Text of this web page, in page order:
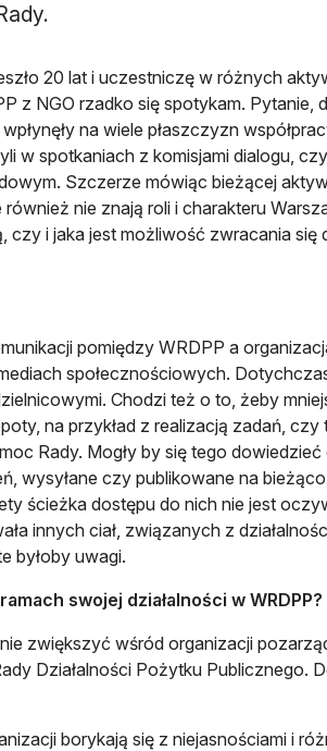
20 lat i uczestniczę w różnych
z NGO rzadko się spotykam. Pytanie,
na wiele płaszczyzn
w spotkaniach z komisjami dialogu,
Szczerze mówiąc bieżącej
nie znają roli i charakteru
czy i jaka jest możliwość zwracania się
pomiędzy WRDPP a
społecznościowych.
Chodzi też o to, żeby
na przykład z realizacją zadań, czy
Rady. Mogły by się tego dowiedzieć
wysyłane czy publikowane na
ścieżka dostępu do nich nie jest
innych ciał, związanych z
byłoby uwagi.
swojej działalności w WRDPP?
zwiększyć wśród organizacji
Działalności Pożytku Publicznego.
borykają się z niejasnościami i